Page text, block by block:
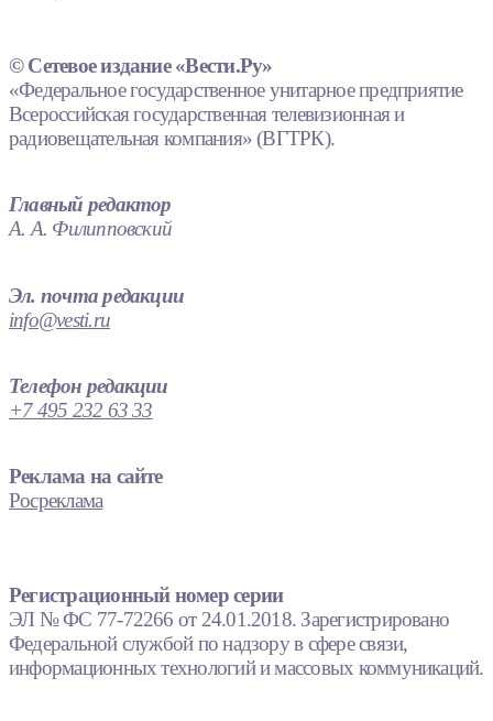
© Сетевое издание «Вести.Ру»
«Федеральное государственное унитарное предприятие
Всероссийская государственная телевизионная и
радиовещательная компания» (ВГТРК).
Главный редактор
А. А. Филипповский
Эл. почта редакции
info@vesti.ru
Телефон редакции
+7 495 232 63 33
Реклама на сайте
Росреклама
Регистрационный номер серии
ЭЛ № ФС 77-72266 от 24.01.2018. Зарегистрировано
Федеральной службой по надзору в сфере связи,
информационных технологий и массовых коммуникаций.